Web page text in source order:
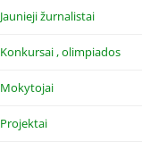
Jaunieji žurnalistai
Konkursai , olimpiados
Mokytojai
Projektai